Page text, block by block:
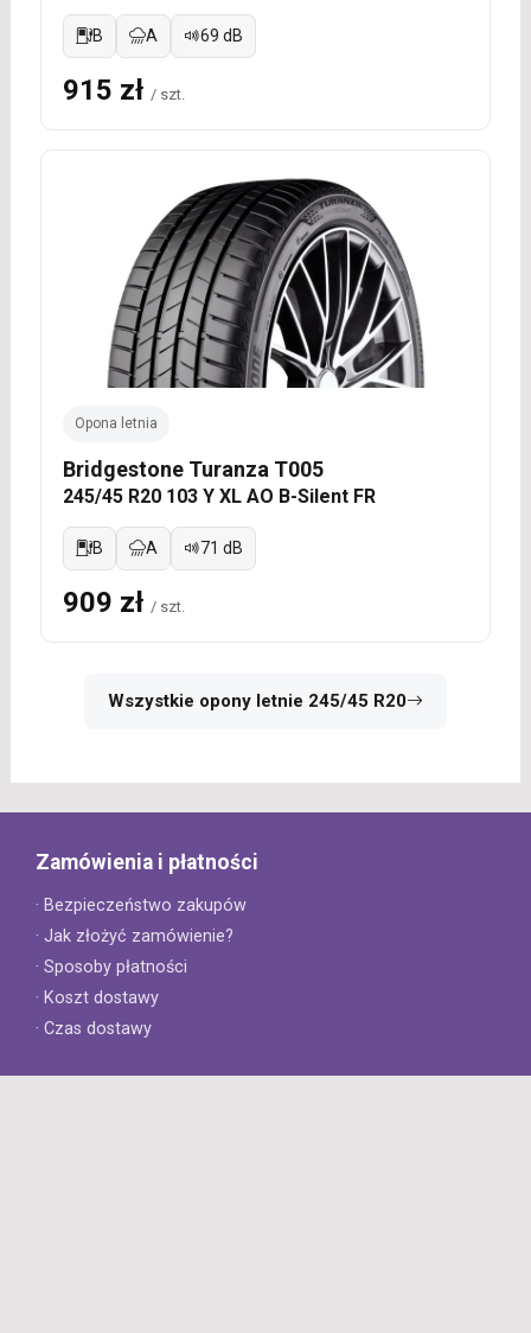
B A 69 dB
915 zł / szt.
Opona letnia
Bridgestone Turanza T005
245/45 R20 103 Y XL AO B-Silent FR
B A 71 dB
909 zł / szt.
Wszystkie opony letnie 245/45 R20
Zamówienia i płatności
· Bezpieczeństwo zakupów
· Jak złożyć zamówienie?
· Sposoby płatności
· Koszt dostawy
· Czas dostawy